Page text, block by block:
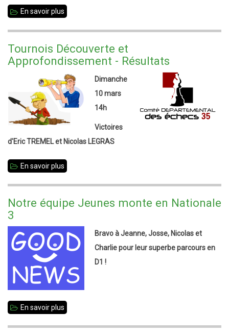
En savoir plus
Bretagne
Tournois Découverte et
Approfondissement - Résultats
Dimanche
10 mars
14h
Victoires
d'Eric TREMEL et Nicolas LEGRAS
En savoir plus
et
Résultats
Notre équipe Jeunes monte en Nationale
3
Bravo à Jeanne, Josse, Nicolas et
Charlie pour leur superbe parcours en
D1 !
En savoir plus